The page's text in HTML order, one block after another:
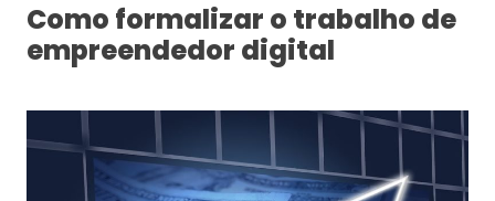
Como formalizar o trabalho de
empreendedor digital